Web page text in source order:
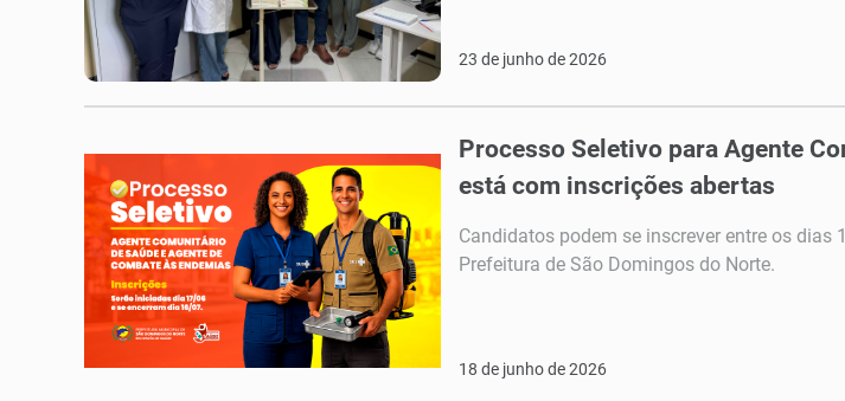
23 de junho de 2026
Processo Seletivo para Agente
está com inscrições abertas
Candidatos podem se inscrever entre os
Prefeitura de São Domingos do Norte.
18 de junho de 2026